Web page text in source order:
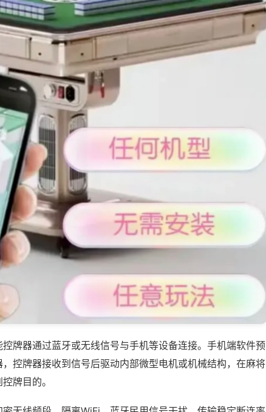
牌器通过蓝牙或无线信号与手机等设备连接。手机端软件预
控牌器接收到信号后驱动内部微型电机或机械结构，在麻将
牌目的。